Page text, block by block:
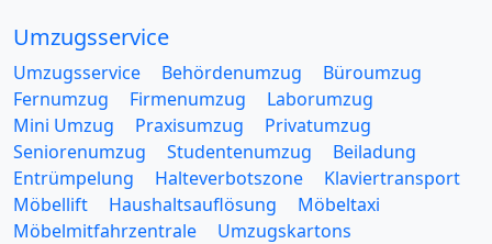
Umzugsservice
Umzugsservice Behördenumzug
Büroumzug
Fernumzug
Firmenumzug
Laborumzug
Mini Umzug
Praxisumzug
Privatumzug
Seniorenumzug
Studentenumzug
Beiladung
Entrümpelung
Halteverbotszone
Klaviertransport
Möbellift
Haushaltsauflösung
Möbeltaxi
Möbelmitfahrzentrale
Umzugskartons